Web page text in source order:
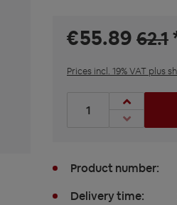
€55.89 62.1
Prices incl. 19% VAT plus
Product Quantity:
Product number:
Delivery time: